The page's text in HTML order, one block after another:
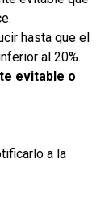
hasta que el
al 20%.
evitable o
a la